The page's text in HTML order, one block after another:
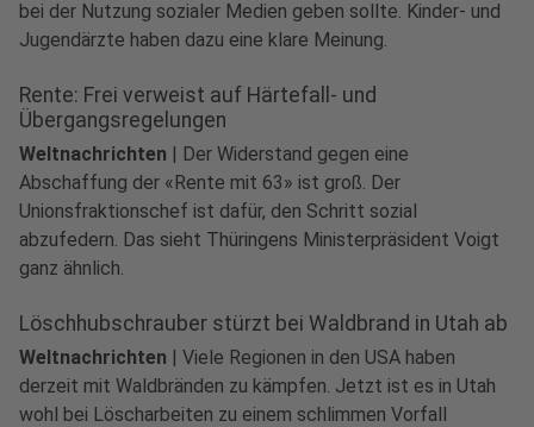
bei der Nutzung sozialer Medien geben sollte. Kinder- und
Jugendärzte haben dazu eine klare Meinung.
Rente: Frei verweist auf Härtefall- und
Übergangsregelungen
Weltnachrichten | Der Widerstand gegen eine
Abschaffung der «Rente mit 63» ist groß. Der
Unionsfraktionschef ist dafür, den Schritt sozial
abzufedern. Das sieht Thüringens Ministerpräsident Voigt
ganz ähnlich.
Löschhubschrauber stürzt bei Waldbrand in Utah ab
Weltnachrichten | Viele Regionen in den USA haben
derzeit mit Waldbränden zu kämpfen. Jetzt ist es in Utah
wohl bei Löscharbeiten zu einem schlimmen Vorfall